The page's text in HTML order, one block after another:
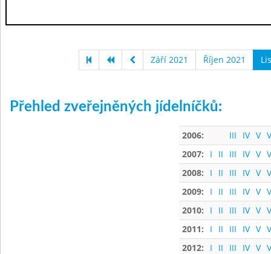
Září 2021 Říjen 2021
Přehled zveřejněných jídelníčků:
2006: III IV V
2007:
I II III IV V
2008:
I II III IV V
2009:
I II III IV V
2010:
I II III IV V
2011:
I II III IV V
2012:
I II III IV V